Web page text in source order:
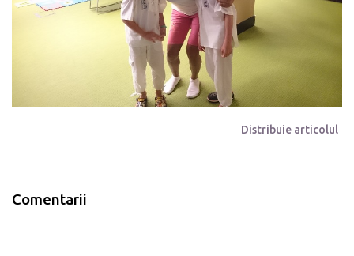
Distribuie articolul
Comentarii